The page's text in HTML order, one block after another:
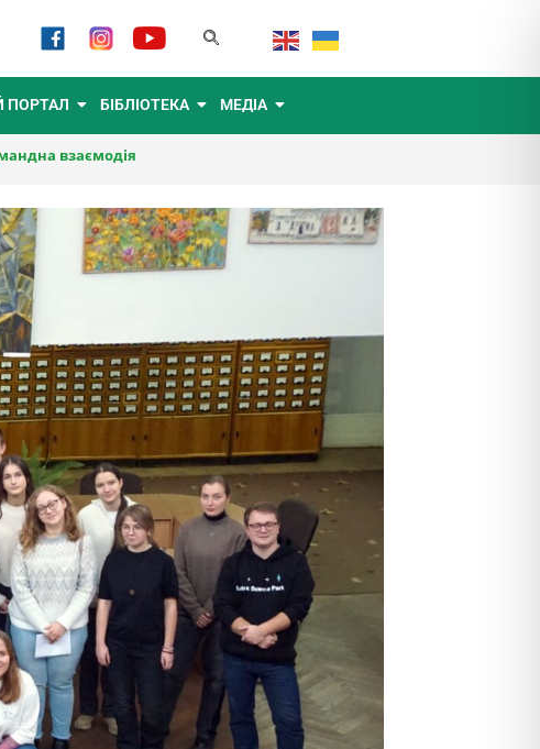
ПОРТАЛ БІБЛІОТЕКА МЕДІА
взаємодія